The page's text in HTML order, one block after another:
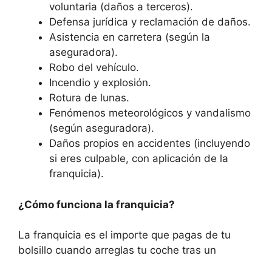
voluntaria (daños a terceros).
Defensa jurídica y reclamación de daños.
Asistencia en carretera (según la
aseguradora).
Robo del vehículo.
Incendio y explosión.
Rotura de lunas.
Fenómenos meteorológicos y vandalismo
(según aseguradora).
Daños propios en accidentes (incluyendo
si eres culpable, con aplicación de la
franquicia).
¿Cómo funciona la franquicia?
La franquicia es el importe que pagas de tu
bolsillo cuando arreglas tu coche tras un